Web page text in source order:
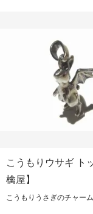
こうもりウサギ ト
檎屋】
こうもりうさぎのチャーム